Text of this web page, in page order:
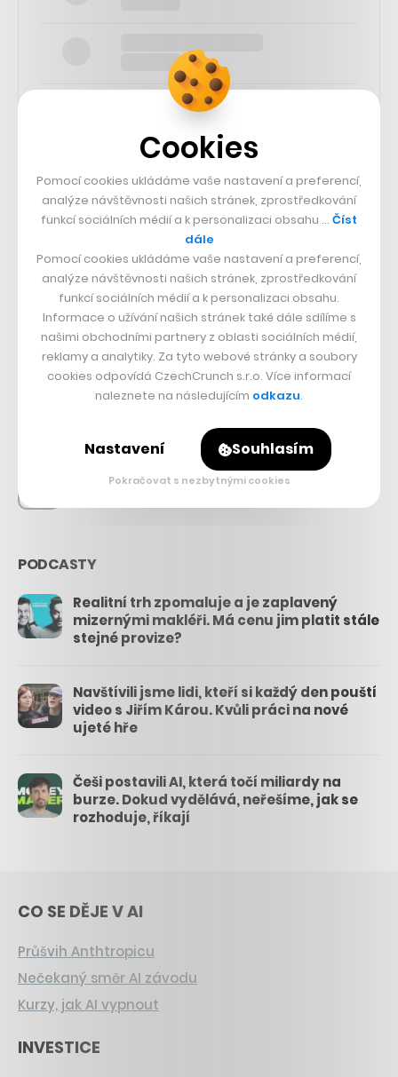
SLEDUJTE NÁS
73k
25k
56.4k
PODCASTY
Realitní trh zpomaluje a je zaplavený
mizernými makléři. Má cenu jim platit stále
stejné provize?
Navštívili jsme lidi, kteří si každý den pouští
video s Jiřím Károu. Kvůli práci na nové
ujeté hře
Češi postavili AI, která točí miliardy na
burze. Dokud vydělává, neřešíme, jak se
rozhoduje, říkají
CO SE DĚJE V AI
Průšvih Anthtropicu
Nečekaný směr AI závodu
Kurzy, jak AI vypnout
INVESTICE
Cookies
Pomocí cookies ukládáme vaše nastavení a preferencí,
analýze návštěvnosti našich stránek, zprostředkování
funkcí sociálních médií a k personalizaci obsahu … Číst
dále
Pomocí cookies ukládáme vaše nastavení a preferencí,
analýze návštěvnosti našich stránek, zprostředkování
funkcí sociálních médií a k personalizaci obsahu.
Informace o užívání našich stránek také dále sdílíme s
našimi obchodními partnery z oblasti sociálních médií,
reklamy a analytiky. Za tyto webové stránky a soubory
cookies odpovídá CzechCrunch s.r.o. Více informací
naleznete na následujícím odkazu.
Nastavení Souhlasím
Pokračovat s nezbytnými cookies